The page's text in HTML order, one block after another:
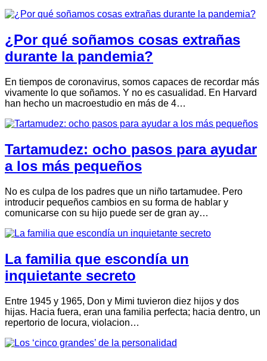
¿Por qué soñamos cosas extrañas
durante la pandemia?
En tiempos de coronavirus, somos capaces de recordar más
vivamente lo que soñamos. Y no es casualidad. En Harvard
han hecho un macroestudio en más de 4…
Tartamudez: ocho pasos para ayudar
a los más pequeños
No es culpa de los padres que un niño tartamudee. Pero
introducir pequeños cambios en su forma de hablar y
comunicarse con su hijo puede ser de gran ay…
La familia que escondía un
inquietante secreto
Entre 1945 y 1965, Don y Mimi tuvieron diez hijos y dos
hijas. Hacia fuera, eran una familia perfecta; hacia dentro, un
repertorio de locura, violacion…